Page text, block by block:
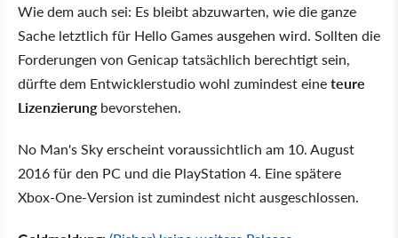
Wie dem auch sei: Es bleibt abzuwarten, wie die ganze
Sache letztlich für Hello Games ausgehen wird. Sollten die
Forderungen von Genicap tatsächlich berechtigt sein,
dürfte dem Entwicklerstudio wohl zumindest eineteure
Lizenzierungbevorstehen.
No Man's Sky erscheint voraussichtlich am 10. August
2016 für den PC und die PlayStation 4. Eine spätere
Xbox-One-Version ist zumindest nicht ausgeschlossen.